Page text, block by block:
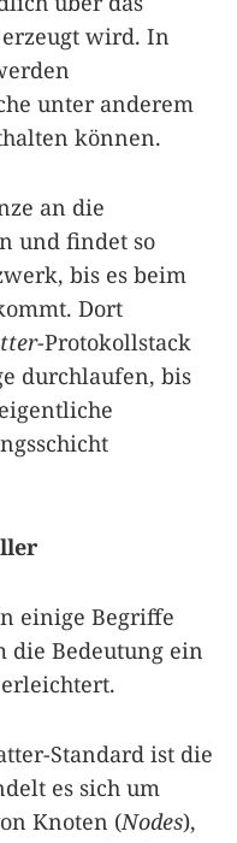
wird. In
unter anderem
können.
an die
und findet so
bis es beim
Dort
-Protokollstack
durchlaufen, bis
einige Begriffe
die Bedeutung ein
Standard ist die
es sich um
Knoten (Nodes),